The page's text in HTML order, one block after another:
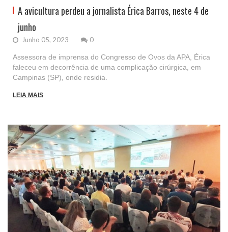
A avicultura perdeu a jornalista Érica Barros, neste 4 de
junho
Junho 05, 2023 0
Assessora de imprensa do Congresso de Ovos da APA, Érica
faleceu em decorrência de uma complicação cirúrgica, em
Campinas (SP), onde residia.
LEIA MAIS